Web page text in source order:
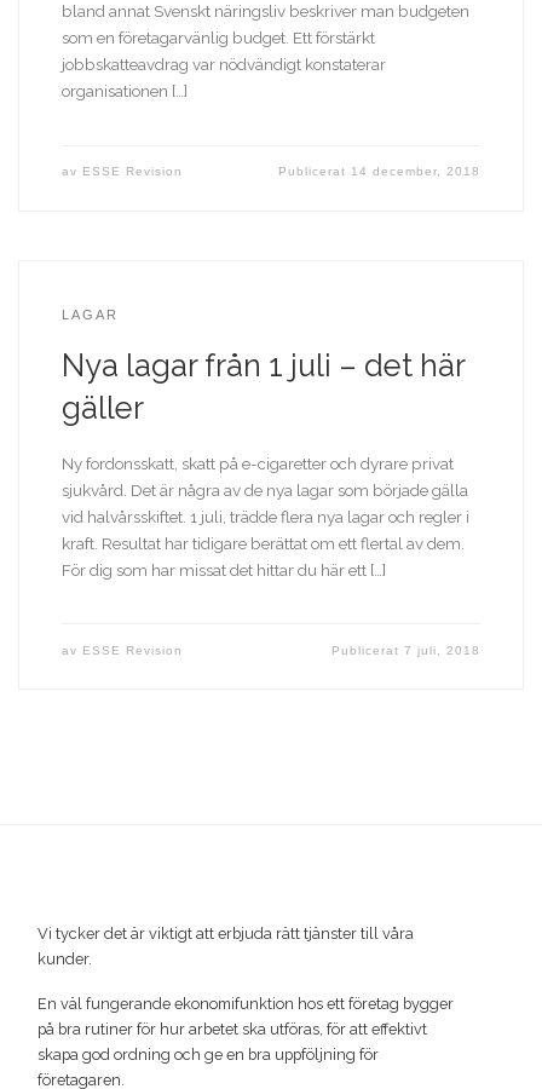
bland annat Svenskt näringsliv beskriver man budgeten
som en företagarvänlig budget. Ett förstärkt
jobbskatteavdrag var nödvändigt konstaterar
organisationen […]
av ESSE Revision Publicerat 14 december, 2018
LAGAR
Nya lagar från 1 juli – det här
gäller
Ny fordonsskatt, skatt på e-cigaretter och dyrare privat
sjukvård. Det är några av de nya lagar som började gälla
vid halvårsskiftet. 1 juli, trädde flera nya lagar och regler i
kraft. Resultat har tidigare berättat om ett flertal av dem.
För dig som har missat det hittar du här ett […]
av ESSE Revision Publicerat7 juli, 2018
Vi tycker det är viktigt att erbjuda rätt tjänster till våra
kunder.
En väl fungerande ekonomifunktion hos ett företag bygger
på bra rutiner för hur arbetet ska utföras, för att effektivt
skapa god ordning och ge en bra uppföljning för
företagaren.